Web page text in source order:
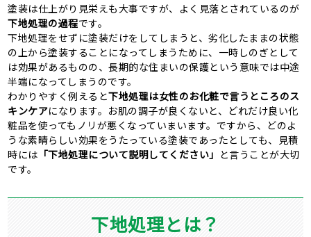
塗装は仕上がり見栄えも大事ですが、よく見落とされているのが
下地処理の過程です。
下地処理をせずに塗装だけをしてしまうと、劣化したままの状態
の上から塗装することになってしまうために、一時しのぎとして
は効果があるものの、長期的な住まいの保護という意味では中途
半端になってしまうのです。
わかりやすく例えると下地処理は女性のお化粧で言うところのス
キンケアになります。お肌の調子が良くないと、どれだけ良い化
粧品を使ってもノリが悪くなっていまいます。ですから、どのよ
うな素晴らしい効果をうたっている塗装であったとしても、見積
時には 「下地処理について説明してください」 と言うことが大切
です。
下地処理とは？